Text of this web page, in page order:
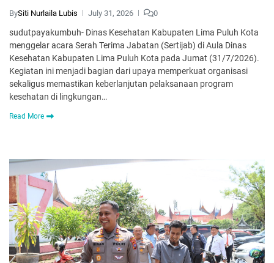
BySiti Nurlaila Lubis July 31, 2026 0
sudutpayakumbuh- Dinas Kesehatan Kabupaten Lima Puluh Kota
menggelar acara Serah Terima Jabatan (Sertijab) di Aula Dinas
Kesehatan Kabupaten Lima Puluh Kota pada Jumat (31/7/2026).
Kegiatan ini menjadi bagian dari upaya memperkuat organisasi
sekaligus memastikan keberlanjutan pelaksanaan program
kesehatan di lingkungan…
Read More